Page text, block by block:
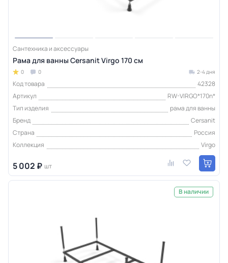
Сантехника и аксессуары
Рама для ванны Cersanit Virgo 170 см
0 0 2-4 дня
Код товара
42328
Артикул
RW-VIRGO*170n*
Тип изделия
рама для ванны
Бренд
Cersanit
Страна
Россия
Коллекция
Virgo
5 002 ₽ шт
В наличии